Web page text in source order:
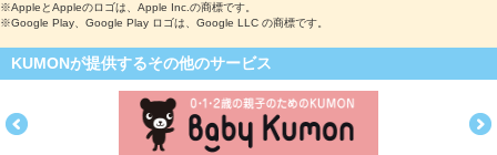
※AppleとAppleのロゴは、Apple Inc.の商標です。
※Google Play、Google Play ロゴは、Google LLC の商標です。
KUMONが提供するその他のサービス